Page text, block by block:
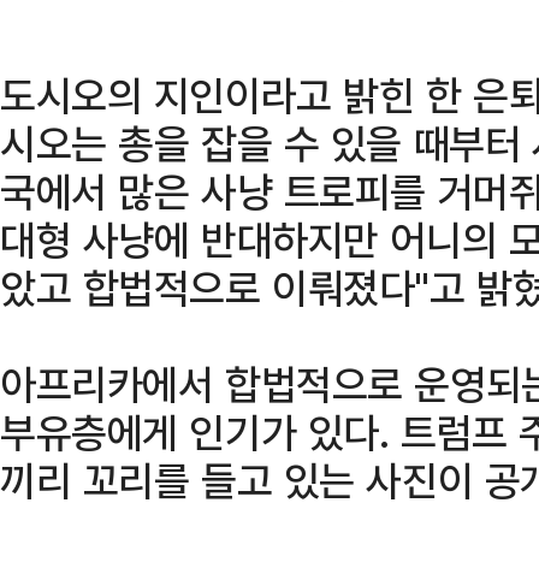
도시오의 지인이라고 밝힌 한 은
시오는 총을 잡을 수 있을 때부
국에서 많은 사냥 트로피를 거머
대형 사냥에 반대하지만 어니의
았고 합법적으로 이뤄졌다"고 밝
아프리카에서 합법적으로 운영
부유층에게 인기가 있다. 트럼프
끼리 꼬리를 들고 있는 사진이